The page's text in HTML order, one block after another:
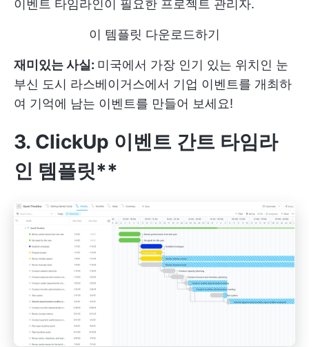
이벤트 타임라인이 필요한 프로젝트 관리자.
이 템플릿 다운로드하기
재미있는 사실: 미국에서 가장 인기 있는 위치인 눈
부신 도시 라스베이거스에서 기업 이벤트를 개최하
여 기억에 남는 이벤트를 만들어 보세요!
3. ClickUp 이벤트 간트 타임라
인 템플릿**